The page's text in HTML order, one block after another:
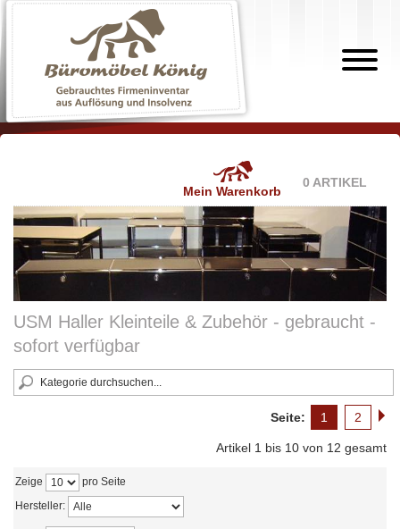
Mein Warenkorb
0 ARTIKEL
USM Haller Kleinteile & Zubehör - gebraucht -
sofort verfügbar
Seite: 1 2
Artikel 1 bis 10 von 12 gesamt
Zeige
pro Seite
Hersteller: